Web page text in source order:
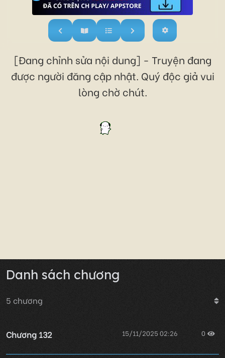
[Đang chỉnh sửa nội dung] - Truyện đang
được người đăng cập nhật. Quý độc giả vui
lòng chờ chút.
Danh sách chương
5 chương
Chương 132 15/11/2025 02:26 0